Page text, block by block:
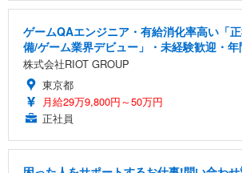
ゲームQAエンジニア・有給消化率高い「
備/ゲーム業界デビュー」・未経験歓迎・
株式会社RIOT GROUP
東京都
月給29万9,800円～50万円
正社員